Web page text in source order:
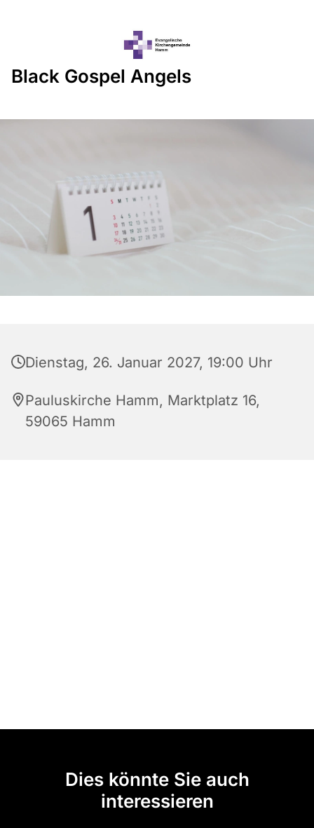
Black Gospel Angels
Dienstag, 26. Januar 2027, 19:00 Uhr
Pauluskirche Hamm, Marktplatz 16,
59065 Hamm
Dies könnte Sie auch
interessieren